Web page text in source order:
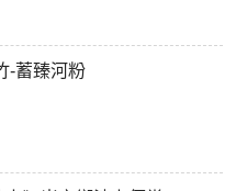
-蓄臻河粉